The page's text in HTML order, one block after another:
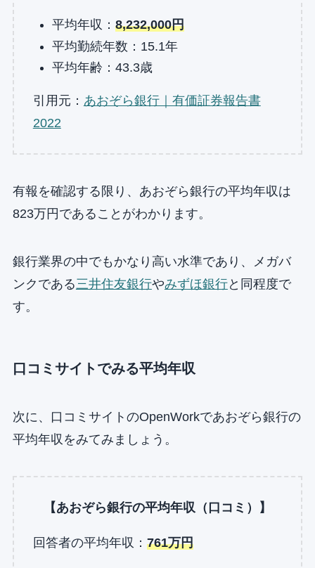
平均年収： 8,232,000円
平均勤続年数：15.1年
平均年齢：43.3歳
引用元： あおぞら銀行｜有価証券報告書
2022
有報を確認する限り、あおぞら銀行の平均年収は
823万円であることがわかります。
銀行業界の中でもかなり高い水準であり、メガバ
ンクである三井住友銀行やみずほ銀行と同程度で
す。
口コミサイトでみる平均年収
次に、口コミサイトのOpenWorkであおぞら銀行の
平均年収をみてみましょう。
【あおぞら銀行の平均年収（口コミ）】
回答者の平均年収： 761万円